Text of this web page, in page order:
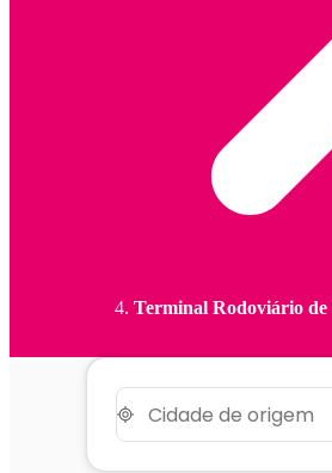
Terminal Rodoviário